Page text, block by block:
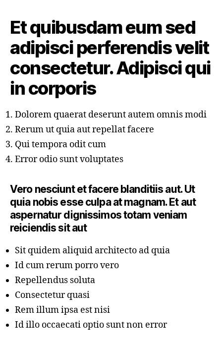
Et quibusdam eum sed
adipisci perferendis velit
consectetur. Adipisci qui
in corporis
Dolorem quaerat deserunt autem omnis modi
Rerum ut quia aut repellat facere
Qui tempora odit cum
Error odio sunt voluptates
Vero nesciunt et facere blanditiis aut. Ut
quia nobis esse culpa at magnam. Et aut
aspernatur dignissimos totam veniam
reiciendis sit aut
Sit quidem aliquid architecto ad quia
Id cum rerum porro vero
Repellendus soluta
Consectetur quasi
Rem illum ipsa est nisi
Id illo occaecati optio sunt non error